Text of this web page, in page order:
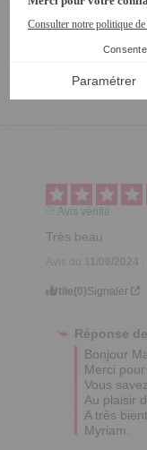
Avis vérifié
Très beau
Utile(0)Signaler
Réponse
Bonjour
Merci
Vous
Au plaisir
A très
Myriam.